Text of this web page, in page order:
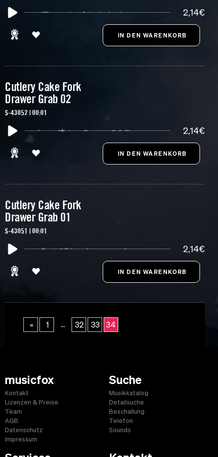
2,14€
Cutlery Cake Fork
Drawer Grab 02
S-43052 | 00:01
2,14€
Cutlery Cake Fork
Drawer Grab 01
S-43051 | 00:01
2,14€
« 1 ... 32 33 34
musicfox
Kontakt
Lizenzen & Preise
Team
AGB
Datenschutz
Impressum
Suche
Musikkatalog
Detailsuche
Beschallung
Telefon
Sounds